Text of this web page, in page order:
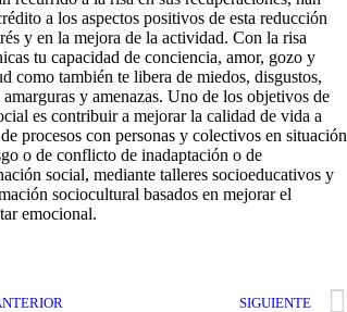
a los aspectos positivos de esta reducción
y en la mejora de la actividad. Con la risa
tu capacidad de conciencia, amor, gozo y
como también te libera de miedos, disgustos,
amarguras y amenazas. Uno de los objetivos de
es contribuir a mejorar la calidad de vida a
procesos con personas y colectivos en situación
o de conflicto de inadaptación o de
social, mediante talleres socioeducativos y
sociocultural basados en mejorar el
emocional.
SIGUIENTE